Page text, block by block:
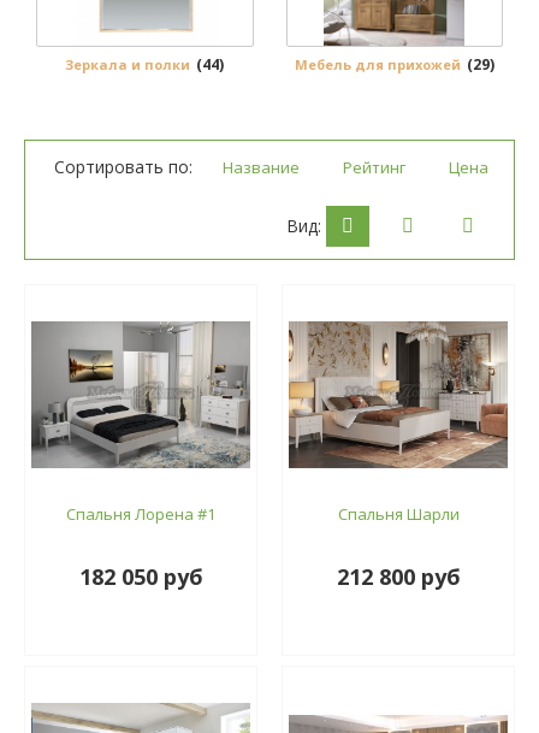
Зеркала и полки (44) Мебель для прихожей (29)
Сортировать по: Название Рейтинг Цена
Вид:
Спальня Лорена #1
182 050 руб
Спальня Шарли
212 800 руб